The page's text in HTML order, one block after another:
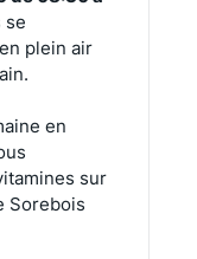
se
plein air
en
sur
Sorebois